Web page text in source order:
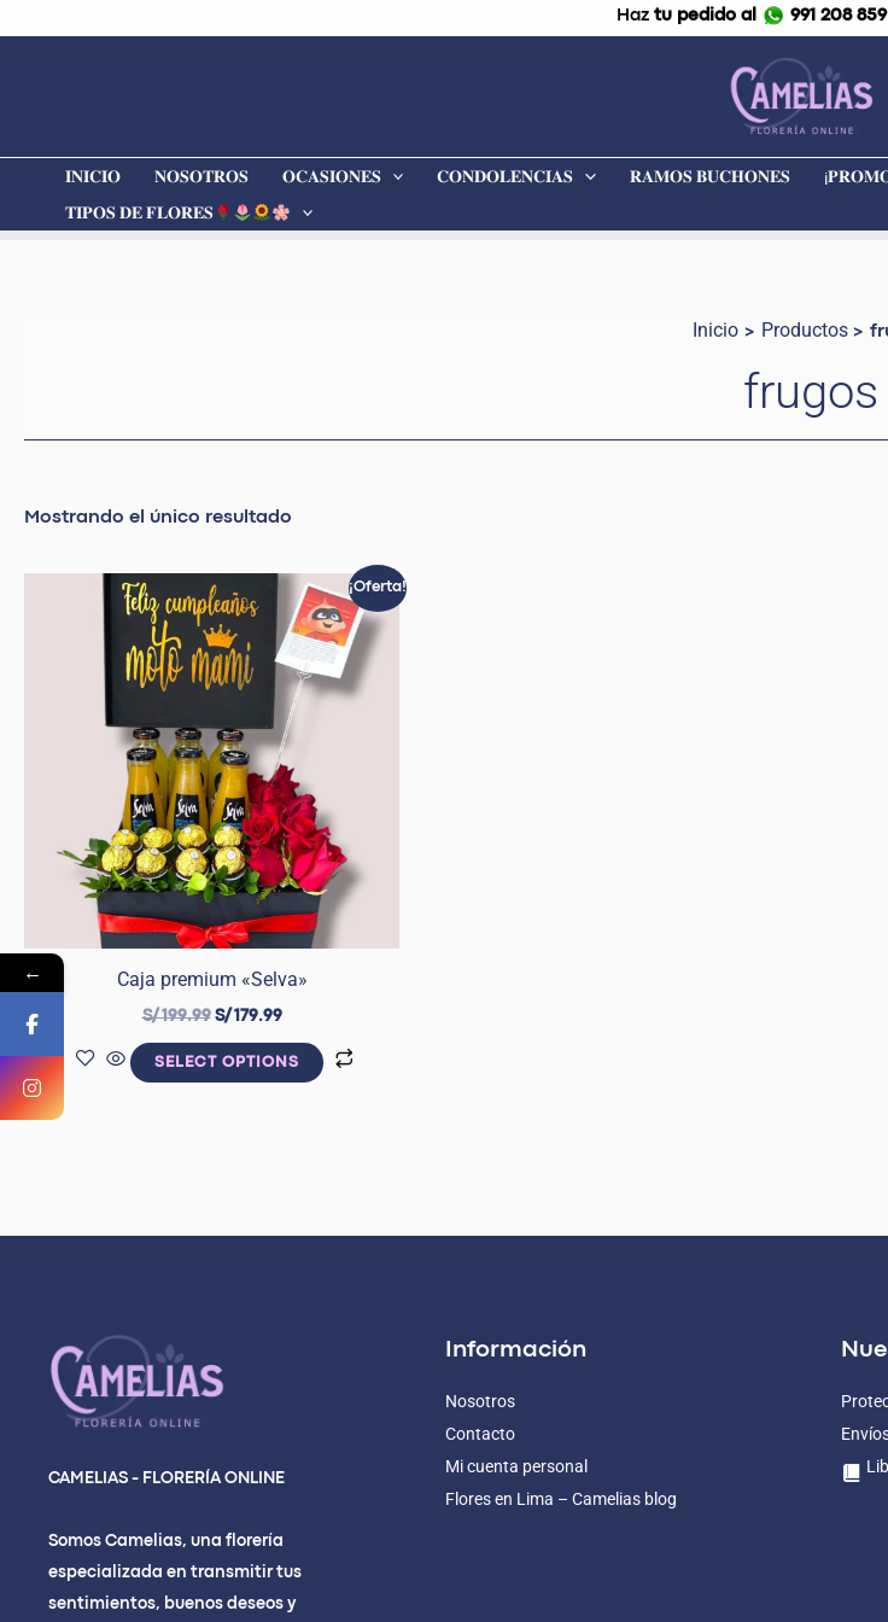
Haz tu pedido al 991 208
𝐈𝐍𝐈𝐂𝐈𝐎 𝐍𝐎𝐒𝐎𝐓𝐑𝐎𝐒 𝐎𝐂𝐀𝐒𝐈𝐎𝐍𝐄𝐒 𝐂𝐎𝐍𝐃𝐎𝐋𝐄𝐍𝐂𝐈𝐀𝐒 𝐑𝐀𝐌𝐎𝐒 𝐁𝐔𝐂𝐇𝐎𝐍𝐄𝐒
𝐓𝐈𝐏𝐎𝐒 𝐃𝐄 𝐅𝐋𝐎𝐑𝐄𝐒
Inicio Productos
frugos
Mostrando el único resultado
¡Oferta!
Caja premium «Selva»
S/199.99
El
precio
original
era:
S/ 199.99.
S/179.99
precio
actual
es:
S/ 179.99.
SELECT OPTIONS
CAMELIAS - FLORERÍA ONLINE
Somos Camelias, una florería
especializada en transmitir tus
sentimientos, buenos deseos y
Información
Nosotros
Contacto
Mi cuenta personal
Flores en Lima – Camelias blog
←